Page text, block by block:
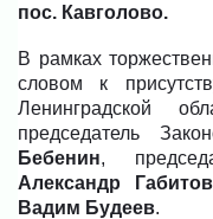
пос. Кавголово.
В рамках
словом к
Ленинградской
председатель
Бебенин,
Александр Габитов
Вадим Будеев.